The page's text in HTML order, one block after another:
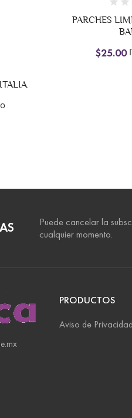
CUTE
Puede cancelar la
cualquier momento.
PRODUCTOS
Aviso de Privacidad